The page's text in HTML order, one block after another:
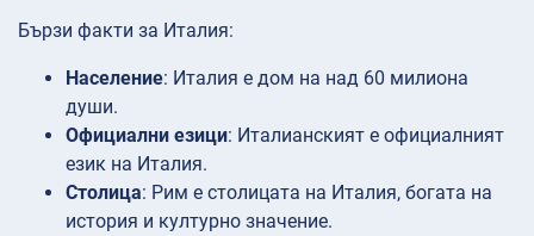
Бързи факти за Италия:
Население: Италия е дом на над 60 милиона
души.
Официални езици: Италианският е официалният
език на Италия.
Столица: Рим е столицата на Италия, богата на
история и културно значение.